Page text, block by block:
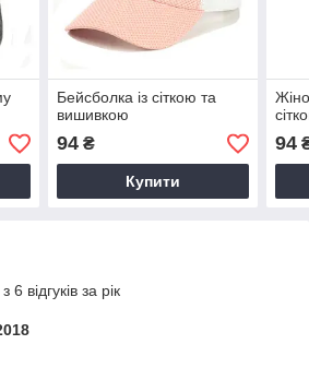
Бейсболка із сіткою та
вишивкою
94₴
Купити
94
відгуків за рік